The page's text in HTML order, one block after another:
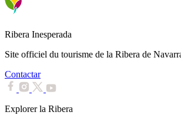
Ribera Inesperada
Site officiel du tourisme de la Ribera de
Contactar
Explorer la Ribera